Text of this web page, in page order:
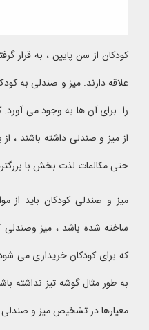
کودکان از سن پایین ، به
علاقه دارند. میز و صندلی به
را برای آن ها به وجود می آورد.
از میز و صندلی داشته باشند ،
حتی مکالمات لذت بخش با
میز و صندلی کودکان باید از
ساخته شده باشد ، میز
که برای کودکان خریداری می
به طور مثال گوشه تیز نداشته
معیارها در تشخیص میز و